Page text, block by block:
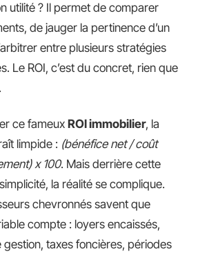
utilité ? Il permet de comparer
de jauger la pertinence d’un
entre plusieurs stratégies
Le ROI, c’est du concret, rien que
ce fameux ROI immobilier, la
limpide : (bénéfice net / coût
x 100. Mais derrière cette
la réalité se complique.
chevronnés savent que
compte : loyers encaissés,
taxes foncières, périodes